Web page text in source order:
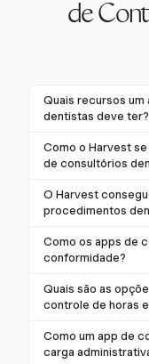
de
Quais recursos um
dentistas deve ter?
Um app de
incluir
gerenciamento
recursos
trabalhistas e
Como o Harvest
de consultórios
O Harvest se
softwares de
duplicados e
as operações e
O Harvest
procedimentos
Sim, o Harvest
faturáveis
precisão da
dentro do
Como os apps de
conformidade?
Os apps de
conformidade
FLSA e às leis
Quais são as
controle de horas
As opções de
usuário por mês,
Como um app de
carga